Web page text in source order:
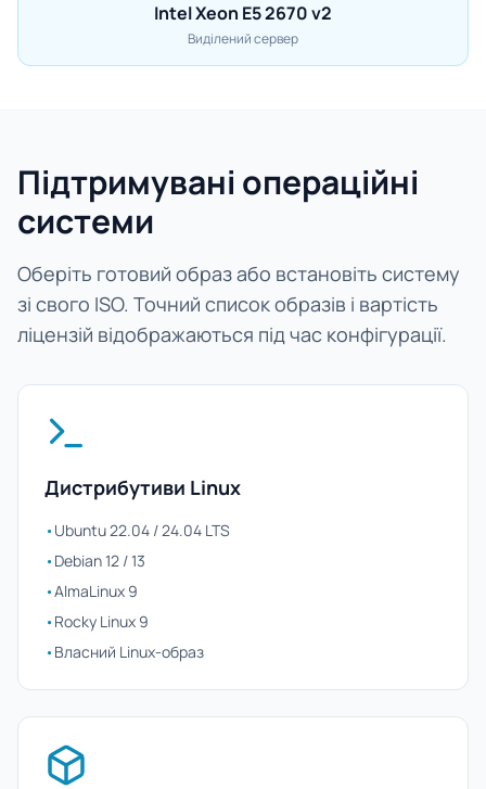
Intel Xeon E5 2670 v2
Виділений сервер
Підтримувані операційні
системи
Оберіть готовий образ або встановіть систему
зі свого ISO. Точний список образів і вартість
ліцензій відображаються під час конфігурації.
Дистрибутиви Linux
•Ubuntu 22.04 / 24.04 LTS
•Debian 12 / 13
•AlmaLinux 9
•Rocky Linux 9
•Власний Linux-образ